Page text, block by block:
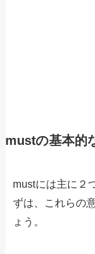
mustの基本的
mustには主に２
ずは、これらの
ょう。